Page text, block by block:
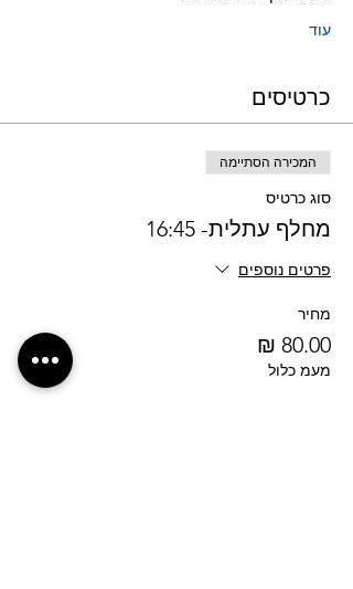
עוד
כרטיסים
המכירה הסתיימה
סוג כרטיס
מחלף עתלית- 16:45
פרטים נוספים
מחיר
מעמ כלול